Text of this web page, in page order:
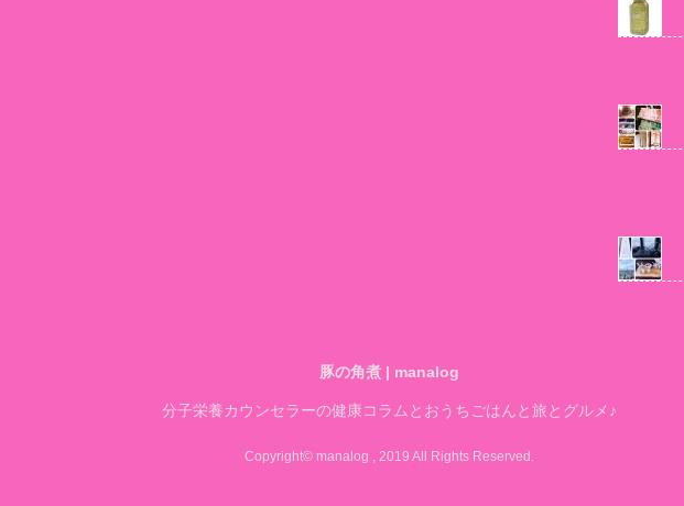
豚の角煮 | manalog
分子栄養カウンセラーの健康コラムとおうちごはんと旅とグルメ♪
Copyright© manalog , 2019 All Rights Reserved.